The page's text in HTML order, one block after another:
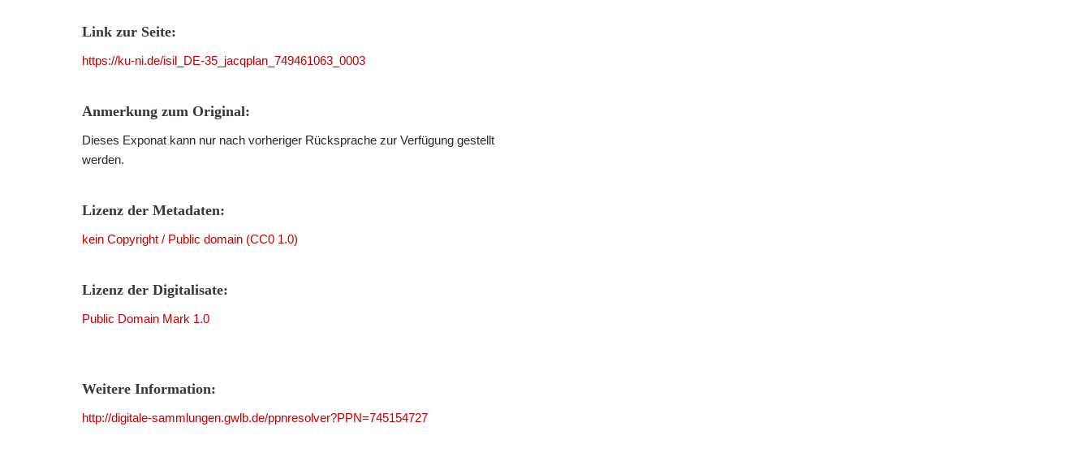
Link zur Seite:
https://ku-ni.de/isil_DE-35_jacqplan_749461063_0003
Anmerkung zum Original:
Dieses Exponat kann nur nach vorheriger Rücksprache zur Verfügung gestellt
werden.
Lizenz der Metadaten:
kein Copyright / Public domain (CC0 1.0)
Lizenz der Digitalisate:
Public Domain Mark 1.0
Weitere Information:
http://digitale-sammlungen.gwlb.de/ppnresolver?PPN=745154727